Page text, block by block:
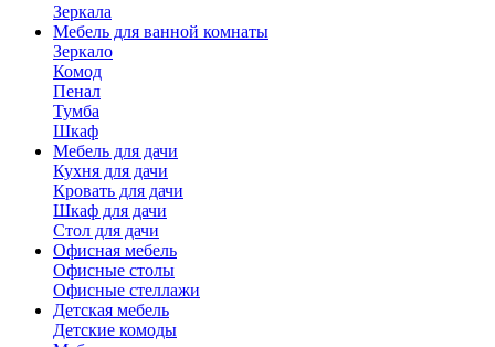
Зеркала
Мебель для ванной комнаты
Зеркало
Комод
Пенал
Тумба
Шкаф
Мебель для дачи
Кухня для дачи
Кровать для дачи
Шкаф для дачи
Стол для дачи
Офисная мебель
Офисные столы
Офисные стеллажи
Детская мебель
Детские комоды